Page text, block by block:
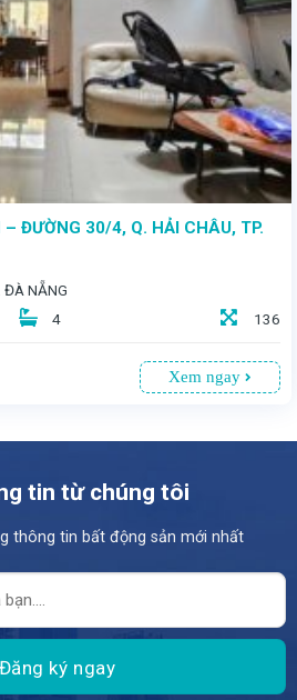
ĐƯỜNG 30/4, Q. HẢI CHÂU, TP.
ĐÀ NẴNG
4 136
Xem ngay
tin từ chúng tôi
thông tin bất động sản mới nhất